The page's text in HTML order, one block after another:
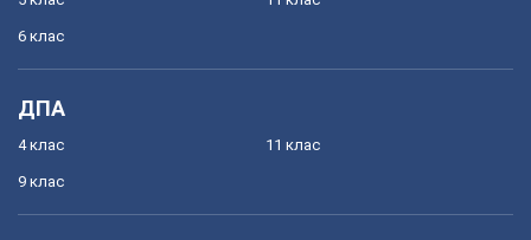
6 клас
ДПА
4 клас
9 клас
11 клас